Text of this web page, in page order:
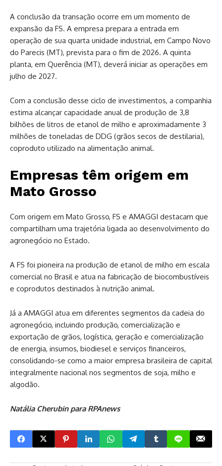
A conclusão da transação ocorre em um momento de
expansão da FS. A empresa prepara a entrada em
operação de sua quarta unidade industrial, em Campo Novo
do Parecis (MT), prevista para o fim de 2026. A quinta
planta, em Querência (MT), deverá iniciar as operações em
julho de 2027.
Com a conclusão desse ciclo de investimentos, a companhia
estima alcançar capacidade anual de produção de 3,8
bilhões de litros de etanol de milho e aproximadamente 3
milhões de toneladas de DDG (grãos secos de destilaria),
coproduto utilizado na alimentação animal.
Empresas têm origem em
Mato Grosso
Com origem em Mato Grosso, FS e AMAGGI destacam que
compartilham uma trajetória ligada ao desenvolvimento do
agronegócio no Estado.
A FS foi pioneira na produção de etanol de milho em escala
comercial no Brasil e atua na fabricação de biocombustíveis
e coprodutos destinados à nutrição animal.
Já a AMAGGI atua em diferentes segmentos da cadeia do
agronegócio, incluindo produção, comercialização e
exportação de grãos, logística, geração e comercialização
de energia, insumos, biodiesel e serviços financeiros,
consolidando-se como a maior empresa brasileira de capital
integralmente nacional nos segmentos de soja, milho e
algodão.
Natália Cherubin para RPAnews